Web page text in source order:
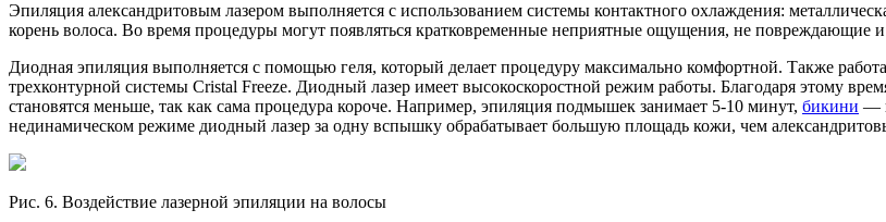
Эпиляция александритовым лазером выполняется с использованием системы контактного охлаждения:
корень волоса. Во время процедуры могут появляться кратковременные неприятные ощущения, не повреждающие
Диодная эпиляция выполняется с помощью геля, который делает процедуру максимально комфортной. Также
трехконтурной системы Cristal Freeze. Диодный лазер имеет высокоскоростной режим работы. Благодаря этому
становятся меньше, так как сама процедура короче. Например, эпиляция подмышек занимает 5-10 минут, бикини —
нединамическом режиме диодный лазер за одну вспышку обрабатывает большую площадь кожи, чем
Рис. 6. Воздействие лазерной эпиляции на волосы